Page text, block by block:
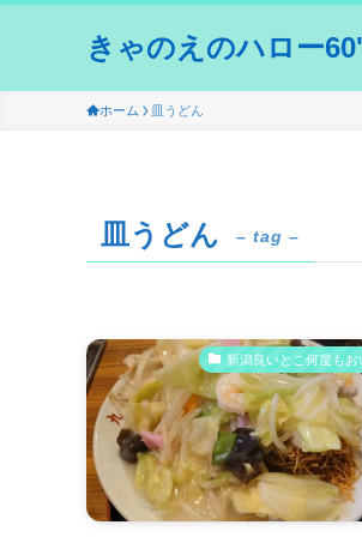
きゃのえのハロー
ホーム 皿うどん
皿うどん – tag –
新潟良いとこ何度もお